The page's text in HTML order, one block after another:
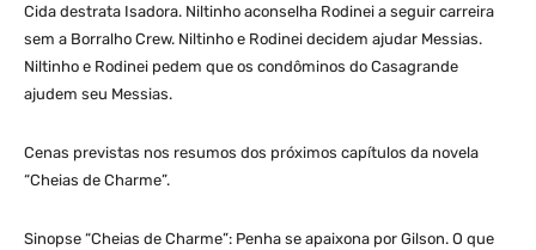
Cida destrata Isadora. Niltinho aconselha Rodinei a seguir carreira
sem a Borralho Crew. Niltinho e Rodinei decidem ajudar Messias.
Niltinho e Rodinei pedem que os condôminos do Casagrande
ajudem seu Messias.
Cenas previstas nos resumos dos próximos capítulos da novela
“Cheias de Charme”.
Sinopse “Cheias de Charme”: Penha se apaixona por Gilson. O que